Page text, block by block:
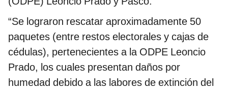
“Se lograron rescatar aproximadamente 50
paquetes (entre restos electorales y cajas de
cédulas), pertenecientes a la ODPE Leoncio
Prado, los cuales presentan daños por
humedad debido a las labores de extinción del